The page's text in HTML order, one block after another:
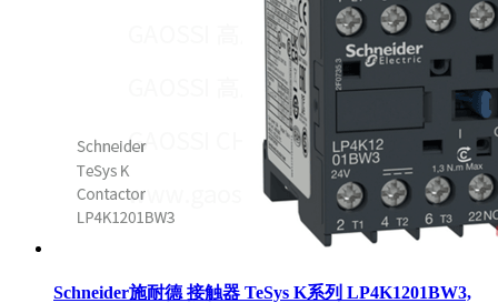
Schneider施耐德 接触器 TeSys K系列 LP4K1201BW3,